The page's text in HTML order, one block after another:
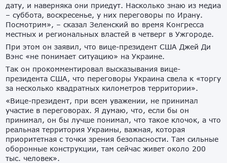
дату, и наверняка они приедут. Насколько знаю из медиа
– суббота, воскресенье, у них переговоры по Ирану.
Посмотрим», – сказал Зеленский во время Конгресса
местных и региональных властей в четверг в Ужгороде.
При этом он заявил, что вице-президент США Джей Ди
Вэнс «не понимает ситуацию» на Украине.
Так он прокомментировал высказывания вице-
президента США, что переговоры Украина свела к «торгу
за несколько квадратных километров территории».
«Вице-президент, при всем уважении, не принимал
участие в переговорах. Я думаю, что, если бы он
принимал, он бы лучше понимал, что такое клочок, а что
реальная территория Украины, важная, которая
приоритетная с точки зрения безопасности. Там сильные
оборонные конструкции, там сейчас живет около 200
тыс. человек».